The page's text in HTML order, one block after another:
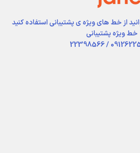
از خط های ویژه ی پشتیبانی استفاده کنید
خط ویژه پشتیبانی
09126225807 /